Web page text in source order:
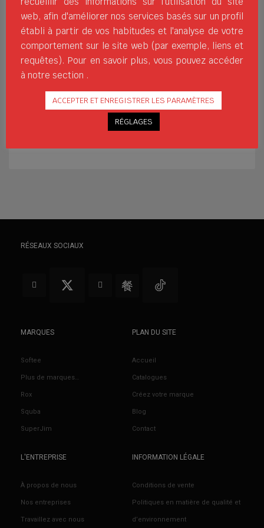
conception de marques
tierces après plus de 20 ans d’activité
dans le cadre de la création et du
développement de la marque. Nous avons
actuellement notre propre marque,
marque Rox, que nous développons et
commercialisons dans les 32
RÉSEAUX SOCIAUX
MARQUES
Softee
Plus de marques…
Rox
Squba
SuperJim
PLAN DU SITE
Accueil
Catalogues
Créez votre marque
Blog
Contact
L'ENTREPRISE
À propos de nous
Nos entreprises
Travaillez avec nous
INFORMATION LÉGALE
Conditions de vente
Politiques en matière de qualité et
d’environnement
web, afin d'améliorer nos services basés sur un profil
établi à partir de vos habitudes et l'analyse de votre
comportement sur le site web (par exemple, liens et
requêtes). Pour en savoir plus, vous pouvez accéder
à notre section .
ACCEPTER ET ENREGISTRER LES PARAMÈTRES
RÉGLAGES